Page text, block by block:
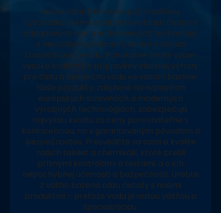
Naša rodinná firma sa pýši tradíciou,
vysokoškolským vzdelaním v oblasti čistiarní
odpadových vôd a vodárenských technológií
a neustálym zdokonaľovaním v oblasti
starostlivosti o vodu. Ponúkame široký výber
vysoko kvalitných prípravkov vlastnej výroby
pre čistú a bezpečnú vodu vo vašom bazéne.
Naše produkty, založené na najlepších
európskych surovinách a moderných
výrobných technológiách, zabezpečujú
najvyššiu kvalitu za ceny porovnateľné s
konkurenciou, no s garantovaným pôvodom a
bezpečnosťou. Presvedčte sa sami o kvalite
našich tabliet a chemikálií, ktoré prešli
prísnymi kontrolami a testami, a o ich
nepochybnej účinnosti a bezpečnosti. Urobte
z vášho bazéna oázu čistoty s našimi
produktmi – pretože voda je našou vášňou a
špecializáciou.